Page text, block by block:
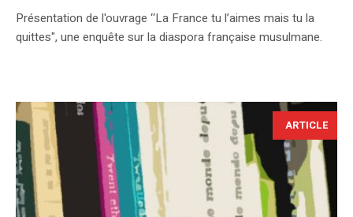
Présentation de l'ouvrage ‘‘La France tu l’aimes mais tu la
quittes", une enquête sur la diaspora française musulmane.
ARTICLE